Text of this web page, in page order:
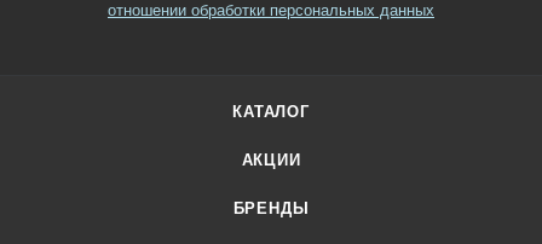
отношении обработки персональных данных
КАТАЛОГ
АКЦИИ
БРЕНДЫ